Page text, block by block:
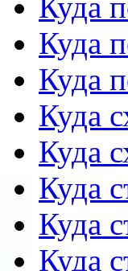
Куда
Куда
Куда
Куда
Куда
Куда
Куда